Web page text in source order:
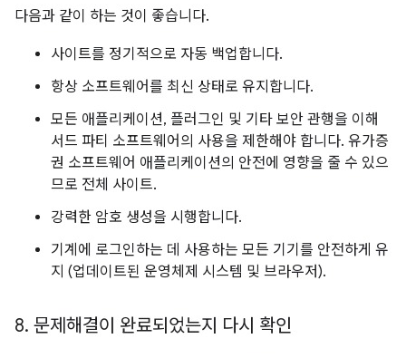
다음과 같이 하는 것이 좋습니다.
사이트를 정기적으로 자동 백업합니다.
항상 소프트웨어를 최신 상태로 유지합니다.
모든 애플리케이션, 플러그인 및 기타 보안 관행을 이해
서드 파티 소프트웨어의 사용을 제한해야 합니다. 유가증
권 소프트웨어 애플리케이션의 안전에 영향을 줄 수 있으
므로 전체 사이트.
강력한 암호 생성을 시행합니다.
기계에 로그인하는 데 사용하는 모든 기기를 안전하게 유
지 (업데이트된 운영체제 시스템 및 브라우저).
8. 문제해결이 완료되었는지 다시 확인